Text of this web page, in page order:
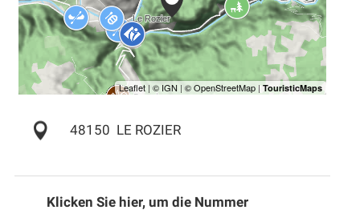
48150 LE ROZIER
Klicken Sie hier, um die Nummer